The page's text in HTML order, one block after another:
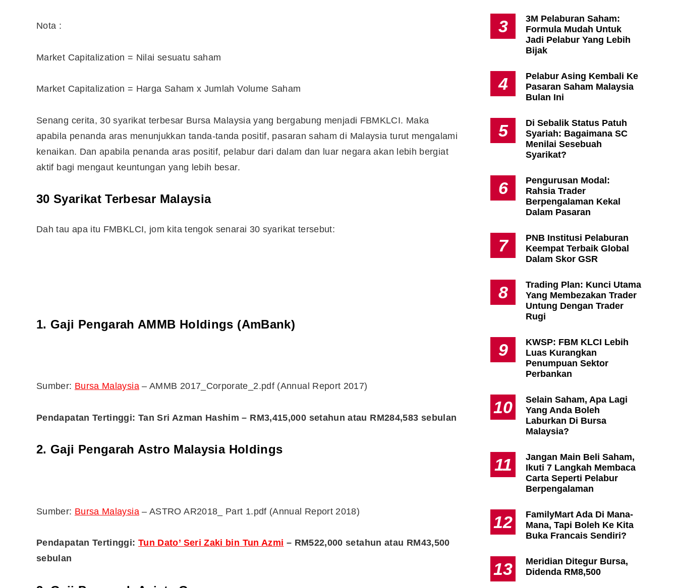
Nota :
Market Capitalization = Nilai sesuatu saham
Market Capitalization = Harga Saham x Jumlah Volume Saham
Senang cerita, 30 syarikat terbesar Bursa Malaysia yang bergabung menjadi FBMKLCI. Maka
apabila penanda aras menunjukkan tanda-tanda positif, pasaran saham di Malaysia turut mengalami
kenaikan. Dan apabila penanda aras positif, pelabur dari dalam dan luar negara akan lebih bergiat
aktif bagi mengaut keuntungan yang lebih besar.
30 Syarikat Terbesar Malaysia
Dah tau apa itu FMBKLCI, jom kita tengok senarai 30 syarikat tersebut:
1. Gaji Pengarah AMMB Holdings (AmBank)
Sumber: Bursa Malaysia– AMMB 2017_Corporate_2.pdf (Annual Report 2017)
Pendapatan Tertinggi: Tan Sri Azman Hashim – RM3,415,000 setahun atau RM284,583 sebulan
2. Gaji Pengarah Astro Malaysia Holdings
Sumber: Bursa Malaysia– ASTRO AR2018_ Part 1.pdf (Annual Report 2018)
Pendapatan Tertinggi: Tun Dato’ Seri Zaki bin Tun Azmi – RM522,000 setahun atau RM43,500
sebulan
3
3M Pelaburan Saham:
Formula Mudah Untuk
Jadi Pelabur Yang Lebih
Bijak
4
Pelabur Asing Kembali Ke
Pasaran Saham Malaysia
Bulan Ini
5
Di Sebalik Status Patuh
Syariah: Bagaimana SC
Menilai Sesebuah
Syarikat?
6
Pengurusan Modal:
Rahsia Trader
Berpengalaman Kekal
Dalam Pasaran
7
PNB Institusi Pelaburan
Keempat Terbaik Global
Dalam Skor GSR
8
Trading Plan: Kunci Utama
Yang Membezakan Trader
Untung Dengan Trader
Rugi
9
KWSP: FBM KLCI Lebih
Luas Kurangkan
Penumpuan Sektor
Perbankan
10
Selain Saham, Apa Lagi
Yang Anda Boleh
Laburkan Di Bursa
Malaysia?
11
Jangan Main Beli Saham,
Ikuti 7 Langkah Membaca
Carta Seperti Pelabur
Berpengalaman
12
FamilyMart Ada Di Mana-
Mana, Tapi Boleh Ke Kita
Buka Francais Sendiri?
13
Meridian Ditegur Bursa,
Didenda RM8,500